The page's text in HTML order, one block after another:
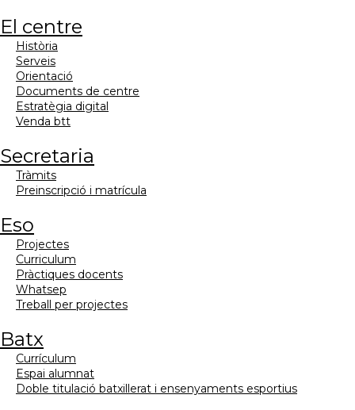
el centre
història
serveis
orientació
documents de centre
estratègia digital
venda btt
secretaria
tràmits
preinscripció i matrícula
eso
projectes
curriculum
pràctiques docents
whatsep
treball per projectes
batx
currículum
espai alumnat
doble titulació batxillerat i ensenyaments esportius